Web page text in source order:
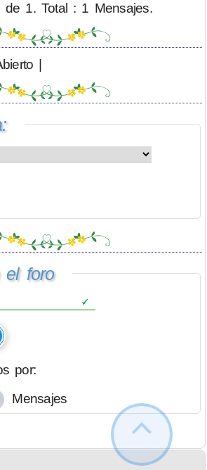
de 1. Total : 1 Mensajes.
|
el foro
por:
Mensajes